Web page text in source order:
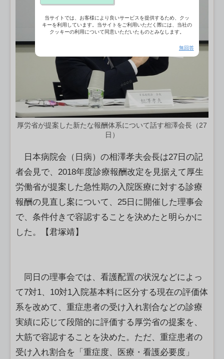
厚労省が提案した新たな報酬体系について話す相澤会長（27
日）
日本病院会（日病）の相澤孝夫会長は27日の記
者会見で、2018年度診療報酬改定を見据えて厚生
労働省が提案した急性期の入院医療に対する診療
報酬の見直し案について、25日に開催した理事会
で、条件付きで容認することを決めたと明らかに
した。【君塚靖】
同日の理事会では、看護配置の状況などによっ
て7対1、10対1入院基本料に区分する現在の評価体
系を改めて、重症患者の受け入れ割合などの診療
実績に応じて段階的に評価する厚労省の提案を、
大筋で容認することを決めた。ただ、重症患者の
受け入れ割合を「重症度、医療・看護必要度」
当サイトでは、お客様により良いサービスを提供するため、クッ
キーを利用しています。当サイトをご利用いただく際には、当社の
クッキーの利用について同意いただいたものとみなします。
無回答